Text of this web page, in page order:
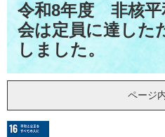
令和8年度 非核
会は定員に達した
しました。
ページ